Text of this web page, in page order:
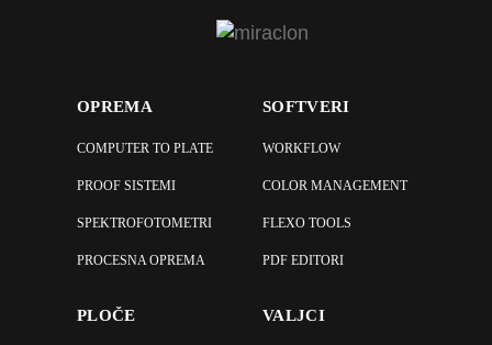
OPREMA
COMPUTER TO PLATE
PROOF SISTEMI
SPEKTROFOTOMETRI
PROCESNA OPREMA
SOFTVERI
WORKFLOW
COLOR MANAGEMENT
FLEXO TOOLS
PDF EDITORI
PLOČE VALJCI